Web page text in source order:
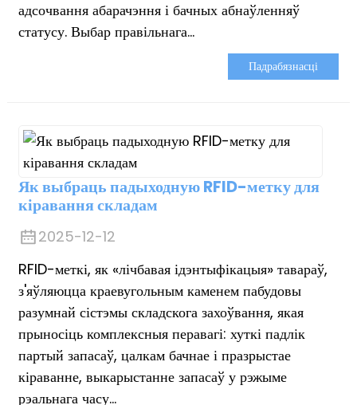
адсочвання абарачэння і бачных абнаўленняў
статусу. Выбар правільнага...
Падрабязнасці
Як выбраць падыходную RFID-метку для
кіравання складам
2025-12-12
RFID-меткі, як «лічбавая ідэнтыфікацыя» тавараў,
з'яўляюцца краевугольным каменем пабудовы
разумнай сістэмы складскога захоўвання, якая
прыносіць комплексныя перавагі: хуткі падлік
партый запасаў, цалкам бачнае і празрыстае
кіраванне, выкарыстанне запасаў у рэжыме
рэальнага часу...